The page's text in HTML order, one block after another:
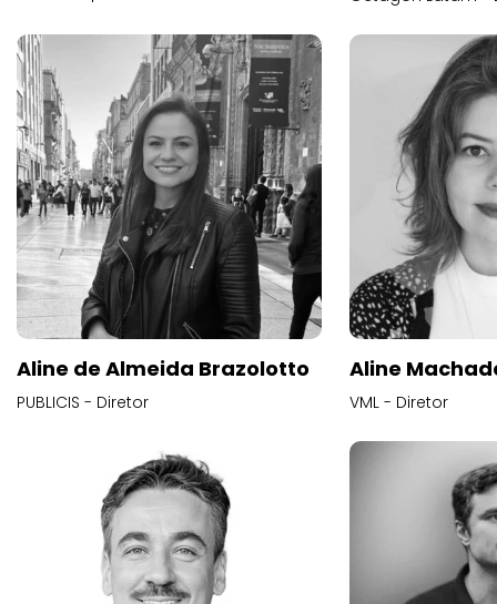
Aline de Almeida Brazolotto
PUBLICIS - Diretor
Aline
VML - Diretor